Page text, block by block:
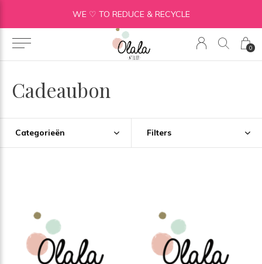
0
WE ♡ TO REDUCE & RECYCLE
Cadeaubon
Categorieën Filters